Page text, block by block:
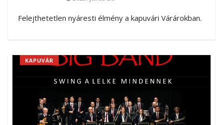
Felejthetetlen nyáresti élmény a kapuvári Várárokban.
KAPUVÁR